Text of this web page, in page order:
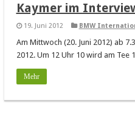
Kaymer im
19. Juni 2012 BMW
Am Mittwoch (20. Juni 2012) ab
2012. Um 12 Uhr 10 wird am Tee
Mehr